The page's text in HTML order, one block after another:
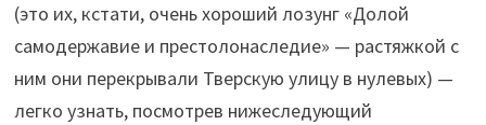
(это их, кстати, очень хороший лозунг «Долой
самодержавие и престолонаследие» — растяжкой с
ним они перекрывали Тверскую улицу в нулевых) —
легко узнать, посмотрев нижеследующий